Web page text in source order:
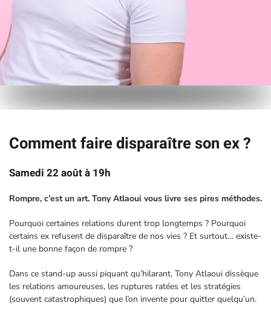
Comment faire disparaître son ex ?
Samedi 22 août à 19h
Rompre, c’est un art. Tony Atlaoui vous livre ses pires méthodes.
Pourquoi certaines relations durent trop longtemps ? Pourquoi
certains ex refusent de disparaître de nos vies ? Et surtout… existe-
t-il une bonne façon de rompre ?
Dans ce stand-up aussi piquant qu’hilarant, Tony Atlaoui dissèque
les relations amoureuses, les ruptures ratées et les stratégies
(souvent catastrophiques) que l’on invente pour quitter quelqu’un.